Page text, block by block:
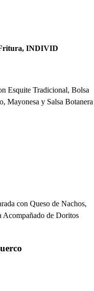
INDIVID
Esquite Tradicional, Bolsa
Mayonesa y Salsa Botanera
con Queso de Nachos,
Acompañado de Doritos